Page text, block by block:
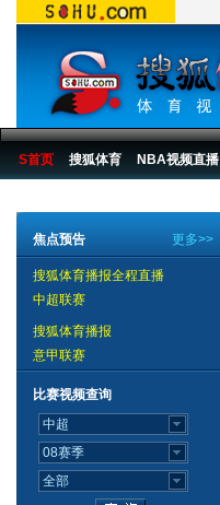
S首页 搜狐体育 NBA视频直播
更多>>
焦点预告
搜狐体育播报全程直播
中超联赛
搜狐体育播报
意甲联赛
比赛视频查询